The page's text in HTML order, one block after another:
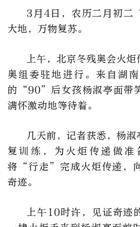
3月4日，农历二月初
大地，万物复苏。
上午，北京冬残奥会火
奥组委驻地进行。来自湖
的“90”后女孩杨淑亭面带
满怀激动地等待着。
几天前，记者获悉，杨
复训练，为火炬传递做准
将“行走”完成火炬传递，
奇迹。
上午10时许，见证奇迹